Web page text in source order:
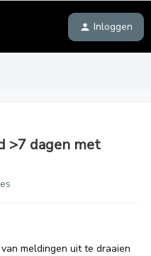
Inloggen
>7 dagen met
meldingen uit te draaien